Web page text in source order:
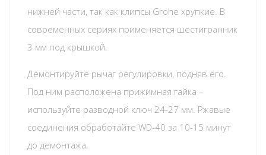
нижней части, так как клипсы Grohe хрупкие. В
современных сериях применяется шестигранник
3 мм под крышкой.
Демонтируйте рычаг регулировки, подняв его.
Под ним расположена прижимная гайка –
используйте разводной ключ 24-27 мм. Ржавые
соединения обработайте WD-40 за 10-15 минут
до демонтажа.